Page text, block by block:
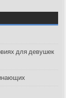
для девушек